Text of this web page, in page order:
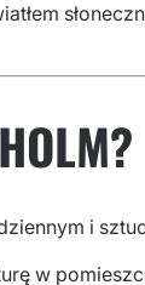
i
w